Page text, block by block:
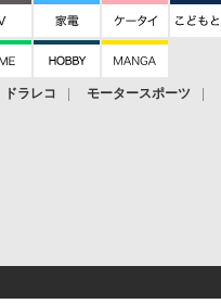
ドラレコ モータースポーツ